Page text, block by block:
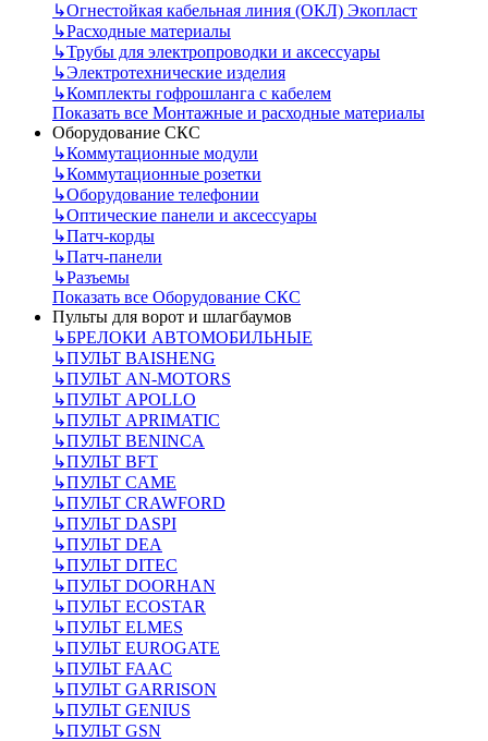
↳Огнестойкая кабельная линия (ОКЛ) Экопласт
↳Расходные материалы
↳Трубы для электропроводки и аксессуары
↳Электротехнические изделия
↳Комплекты гофрошланга с кабелем
Показать все Монтажные и расходные материалы
Оборудование СКС
↳Коммутационные модули
↳Коммутационные розетки
↳Оборудование телефонии
↳Оптические панели и аксессуары
↳Патч-корды
↳Патч-панели
↳Разъемы
Показать все Оборудование СКС
Пульты для ворот и шлагбаумов
↳БРЕЛОКИ АВТОМОБИЛЬНЫЕ
↳ПУЛЬТ BAISHENG
↳ПУЛЬТ AN-MOTORS
↳ПУЛЬТ APOLLO
↳ПУЛЬТ APRIMATIC
↳ПУЛЬТ BENINCA
↳ПУЛЬТ BFT
↳ПУЛЬТ CAME
↳ПУЛЬТ CRAWFORD
↳ПУЛЬТ DASPI
↳ПУЛЬТ DEA
↳ПУЛЬТ DITEC
↳ПУЛЬТ DOORHAN
↳ПУЛЬТ ECOSTAR
↳ПУЛЬТ ELMES
↳ПУЛЬТ EUROGATE
↳ПУЛЬТ FAAC
↳ПУЛЬТ GARRISON
↳ПУЛЬТ GENIUS
↳ПУЛЬТ GSN